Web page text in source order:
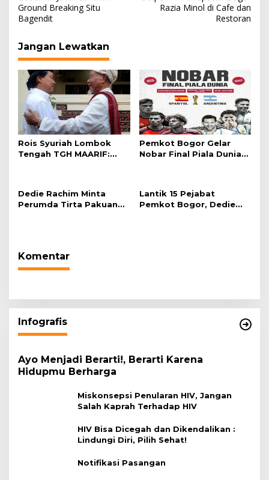
Ground Breaking Situ
Bagendit
Razia Minol di Cafe dan
Restoran
Jangan Lewatkan
Rois Syuriah Lombok
Tengah TGH MAARIF:
Pemkot Bogor Gelar
Nobar Final Piala Dunia
Dedie Rachim Minta
Perumda Tirta Pakuan
Lantik 15 Pejabat
Pemkot Bogor, Dedie
Komentar
Infografis
Ayo Menjadi Berarti!, Berarti Karena
Hidupmu Berharga
Miskonsepsi Penularan HIV, Jangan
Salah Kaprah Terhadap HIV
HIV Bisa Dicegah dan Dikendalikan :
Lindungi Diri, Pilih Sehat!
Notifikasi Pasangan